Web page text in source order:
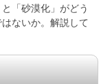
「砂漠化」がどう
ないか。解説して